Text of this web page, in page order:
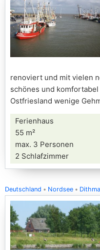
renoviert und mit vielen
schönes und
Ostfriesland wenige
Ferienhaus
55 m²
max. 3 Personen
2 Schlafzimmer
Deutschland Nordsee